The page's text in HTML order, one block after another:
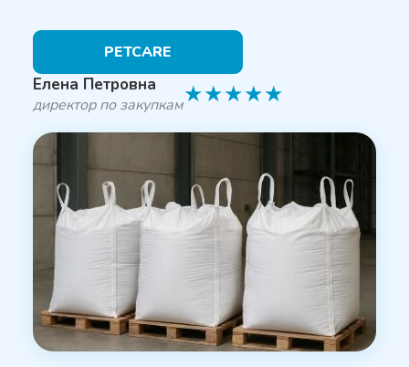
PETCARE
Елена Петровна
директор по закупкам★★★★★